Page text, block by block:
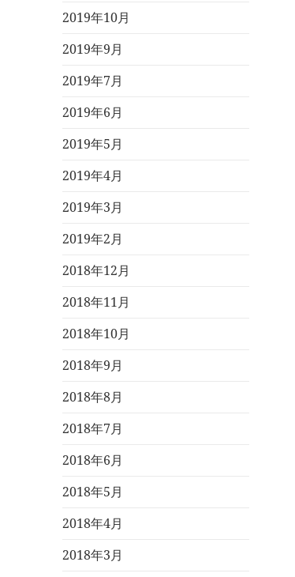
2019年10月
2019年9月
2019年7月
2019年6月
2019年5月
2019年4月
2019年3月
2019年2月
2018年12月
2018年11月
2018年10月
2018年9月
2018年8月
2018年7月
2018年6月
2018年5月
2018年4月
2018年3月